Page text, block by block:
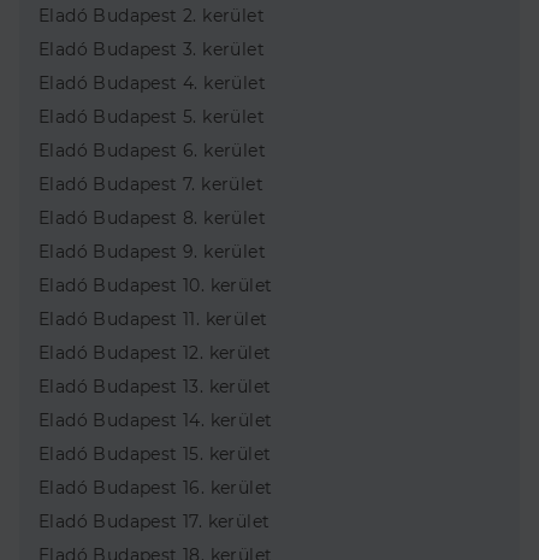
Eladó Budapest 2. kerület
Eladó Budapest 3. kerület
Eladó Budapest 4. kerület
Eladó Budapest 5. kerület
Eladó Budapest 6. kerület
Eladó Budapest 7. kerület
Eladó Budapest 8. kerület
Eladó Budapest 9. kerület
Eladó Budapest 10. kerület
Eladó Budapest 11. kerület
Eladó Budapest 12. kerület
Eladó Budapest 13. kerület
Eladó Budapest 14. kerület
Eladó Budapest 15. kerület
Eladó Budapest 16. kerület
Eladó Budapest 17. kerület
Eladó Budapest 18. kerület